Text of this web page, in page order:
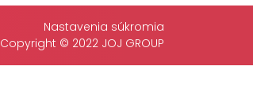
Nastavenia súkromia
Copyright © 2022 JOJ GROUP